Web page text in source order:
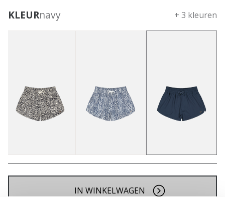
KLEURnavy + 3 kleuren
IN WINKELWAGEN